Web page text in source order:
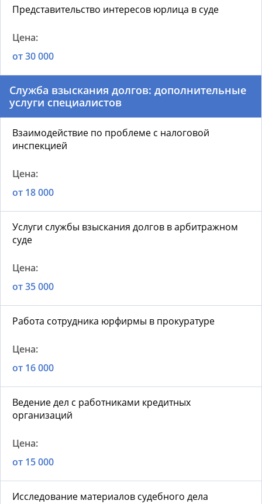
Представительство интересов юрлица в суде
от 30 000
Служба взыскания долгов: дополнительные
услуги специалистов
Взаимодействие по проблеме с налоговой
инспекцией
от 18 000
Услуги службы взыскания долгов в арбитражном
суде
от 35 000
Работа сотрудника юрфирмы в прокуратуре
от 16 000
Ведение дел с работниками кредитных
организаций
от 15 000
Исследование материалов судебного дела